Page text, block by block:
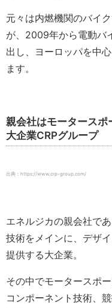
元々は内燃機関のバイ
が、2009年から電動バ
出し、ヨーロッパを中
ます。
親会社はモータースポ
大企業CRPグループ
出典：https://www.crp-group.com/
エネルジカの親会社で
技術をメインに、デザ
提供する大企業。
その中でモータースポ
コンポーネント技術、